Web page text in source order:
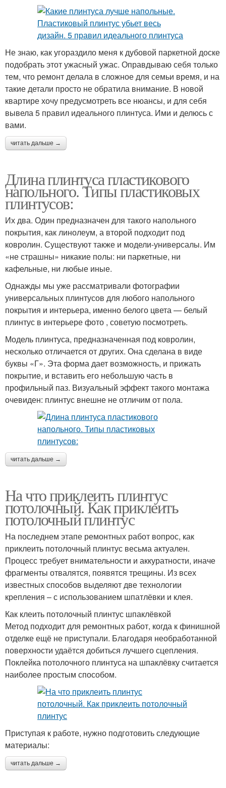
Не знаю, как угораздило меня к дубовой паркетной доске
подобрать этот ужасный ужас. Оправдываю себя только
тем, что ремонт делала в сложное для семьи время, и на
такие детали просто не обратила внимание. В новой
квартире хочу предусмотреть все нюансы, и для себя
вывела 5 правил идеального плинтуса. Ими и делюсь с
вами.
читать дальше →
Длина плинтуса пластикового
напольного. Типы пластиковых
плинтусов:
Их два. Один предназначен для такого напольного
покрытия, как линолеум, а второй подходит под
ковролин. Существуют также и модели-универсалы. Им
«не страшны» никакие полы: ни паркетные, ни
кафельные, ни любые иные.
Однажды мы уже рассматривали фотографии
универсальных плинтусов для любого напольного
покрытия и интерьера, именно белого цвета — белый
плинтус в интерьере фото , советую посмотреть.
Модель плинтуса, предназначенная под ковролин,
несколько отличается от других. Она сделана в виде
буквы «Г». Эта форма дает возможность, и прижать
покрытие, и вставить его небольшую часть в
профильный паз. Визуальный эффект такого монтажа
очевиден: плинтус внешне не отличим от пола.
читать дальше →
На что приклеить плинтус
потолочный. Как приклеить
потолочный плинтус
На последнем этапе ремонтных работ вопрос, как
приклеить потолочный плинтус весьма актуален.
Процесс требует внимательности и аккуратности, иначе
фрагменты отвалятся, появятся трещины. Из всех
известных способов выделяют две технологии
крепления – с использованием шпатлёвки и клея.
Как клеить потолочный плинтус шпаклёвкой
Метод подходит для ремонтных работ, когда к финишной
отделке ещё не приступали. Благодаря необработанной
поверхности удаётся добиться лучшего сцепления.
Поклейка потолочного плинтуса на шпаклёвку считается
наиболее простым способом.
Приступая к работе, нужно подготовить следующие
материалы:
читать дальше →